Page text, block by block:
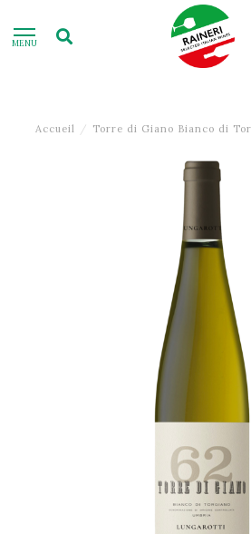
MENU
Accueil / Torre di Giano Bianco di